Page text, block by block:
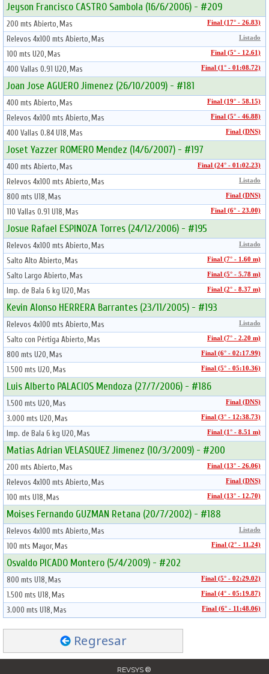
Jeyson Francisco CASTRO Sambola (16/6/2006) - #209
200 mts Abierto, Mas Final (17° - 26.83)
Relevos 4x100 mts Abierto, Mas Listado
100 mts U20, Mas Final (5° - 12.61)
400 Vallas 0.91 U20, Mas Final (1° - 01:08.72)
Joan Jose AGUERO Jimenez (26/10/2009) - #181
400 mts Abierto, Mas Final (19° - 58.15)
Relevos 4x100 mts Abierto, Mas Final (5° - 46.88)
400 Vallas 0.84 U18, Mas Final (DNS)
Joset Yazzer ROMERO Mendez (14/6/2007) - #197
400 mts Abierto, Mas Final (24° - 01:02.23)
Relevos 4x100 mts Abierto, Mas Listado
800 mts U18, Mas Final (DNS)
110 Vallas 0.91 U18, Mas Final (6° - 23.00)
Josue Rafael ESPINOZA Torres (24/12/2006) - #195
Relevos 4x100 mts Abierto, Mas Listado
Salto Alto Abierto, Mas Final (7° - 1.60 m)
Salto Largo Abierto, Mas Final (5° - 5.78 m)
Imp. de Bala 6 kg U20, Mas Final (2° - 8.37 m)
Kevin Alonso HERRERA Barrantes (23/11/2005) - #193
Relevos 4x100 mts Abierto, Mas Listado
Salto con Pértiga Abierto, Mas Final (7° - 2.20 m)
800 mts U20, Mas Final (6° - 02:17.99)
1.500 mts U20, Mas Final (5° - 05:10.36)
Luis Alberto PALACIOS Mendoza (27/7/2006) - #186
1.500 mts U20, Mas Final (DNS)
3.000 mts U20, Mas Final (3° - 12:38.73)
Imp. de Bala 6 kg U20, Mas Final (1° - 8.51 m)
Matias Adrian VELASQUEZ Jimenez (10/3/2009) - #200
200 mts Abierto, Mas Final (13° - 26.06)
Relevos 4x100 mts Abierto, Mas Final (DNS)
100 mts U18, Mas Final (13° - 12.70)
Moises Fernando GUZMAN Retana (20/7/2002) - #188
Relevos 4x100 mts Abierto, Mas Listado
100 mts Mayor, Mas Final (2° - 11.24)
Osvaldo PICADO Montero (5/4/2009) - #202
800 mts U18, Mas Final (5° - 02:29.02)
1.500 mts U18, Mas Final (4° - 05:19.87)
3.000 mts U18, Mas Final (6° - 11:48.06)
Regresar
REVSYS ®